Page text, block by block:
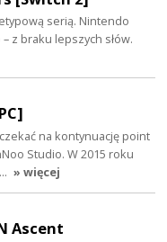
serią. Nintendo
z braku lepszych słów.
na kontynuację point
Studio. W 2015 roku
» więcej
Ascent